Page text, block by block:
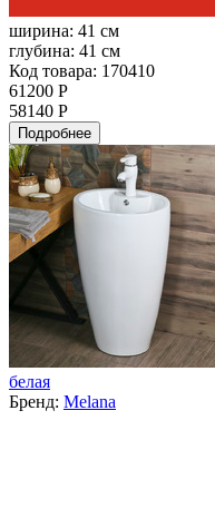
ширина: 41 см
глубина: 41 см
Код товара: 170410
61200 Р
58140 Р
Подробнее
белая
Бренд: Melana